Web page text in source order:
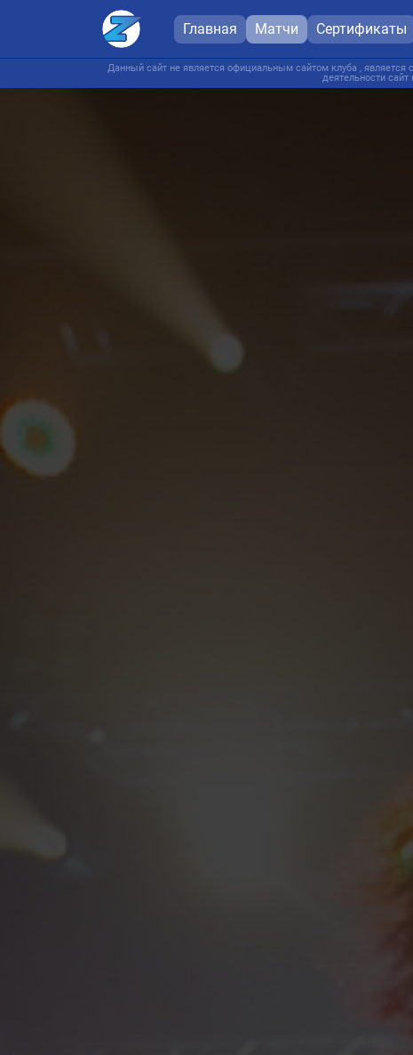
Главная Матчи Сертификаты
Данный сайт не является официальным сайтом клуба , является
деятельности